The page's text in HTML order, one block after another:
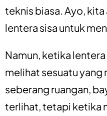
teknis biasa. Ayo,
lentera sisa untuk
Namun, ketika
melihat sesuatu yang
seberang ruangan,
terlihat, tetapi ketika